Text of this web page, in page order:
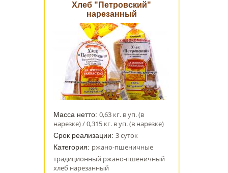
Хлеб "Петровский"
нарезанный
Масса нетто: 0,63 кг. в уп. (в
нарезке) / 0,315 кг. в уп. (в нарезке)
Срок реализации: 3 суток
Категория: ржано-пшеничные
традиционный ржано-пшеничный
хлеб нарезанный